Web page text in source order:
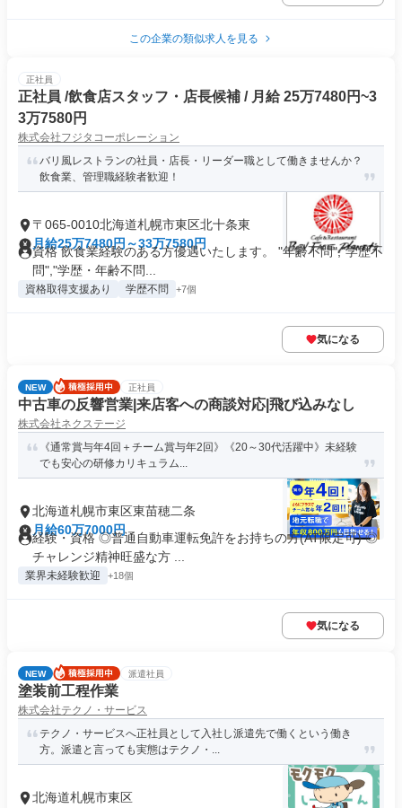
この企業の類似求人を見る
正社員
正社員 /飲食店スタッフ・店長候補 / 月給 25万7480円~3
3万7580円
株式会社フジタコーポレーション
バリ風レストランの社員・店長・リーダー職として働きませんか？
飲食業、管理職経験者歓迎！
〒065-0010北海道札幌市東区北十条東
月給25万7480円～33万7580円
資格 飲食業経験のある方優遇いたします。 "年齢不問","学歴不
問","学歴・年齢不問...
資格取得支援あり 学歴不問 +7個
気になる
NEW 正社員
中古車の反響営業|来店客への商談対応|飛び込みなし
株式会社ネクステージ
《通常賞与年4回＋チーム賞与年2回》《20～30代活躍中》未経験
でも安心の研修カリキュラム...
北海道札幌市東区東苗穂二条
月給60万7000円
経験・資格 ◎普通自動車運転免許をお持ちの方(AT限定可) ◎
チャレンジ精神旺盛な方 ...
業界未経験歓迎 +18個
気になる
NEW 派遣社員
塗装前工程作業
株式会社テクノ・サービス
テクノ・サービスへ正社員として入社し派遣先で働くという働き
方。派遣と言っても実態はテクノ・...
北海道札幌市東区